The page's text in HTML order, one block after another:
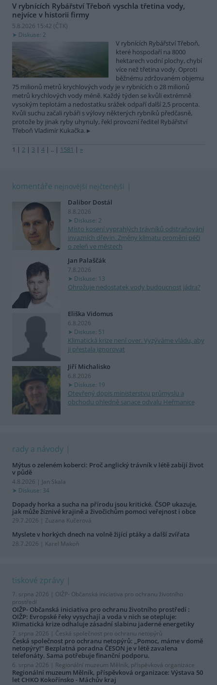
V rybnících Rybářství Třeboň vyschla třetina vody,
nejvíce v historii firmy
5.8.2026 15:42 (ČTK)
Diskuse: 2
V rybnících Rybářství Třeboň,
které hospodaří na 8000
hektarech vodní plochy, chybí
více než třetina vody. Oproti
běžnému zdržovaném objemu
75 milionů metrů krychlových vody je v rybnících o 28 milionů
metrů krychlových vody méně. Každý týden se kvůli extrémně
vysokým teplotám a nedostatku srážek odpaří další 2,5 procenta.
Kvůli suchu začali rybáři s výlovy některých rybníků předčasně,
protože by jinak ryby uhynuly, řekl provozní ředitel Rybářství
Třeboň Vladimír Kukačka.
1 | 2 | 3 | 4 | .. | 1581 | »
komentáře nejnovější nejčtenější
Dalibor Dostál
8.8.2026
Diskuse: 2
Místo kosení vyprahlých trávníků odstraňování
invazních dřevin. Změny klimatu promění péči
o zeleň ve městech
Jan Palaščák
7.8.2026
Diskuse: 13
Ohrožuje nedostatek vody budoucnost jádra?
Eliška Vidomus
6.8.2026
Diskuse: 51
Klimatická krize není over. Vyzýváme vládu, aby
ji přestala ignorovat
Jiří Michalisko
6.8.2026
Diskuse: 19
Otevřený dopis ministerstvu průmyslu a
obchodu ohledně sanace odvalu Heřmanice
rady a návody
Mýtus o zeleném koberci: Proč anglický trávník v létě zabíjí život
v půdě
4.8.2026 | Jan Skala
Diskuse: 34
Dopady horka a sucha na přírodu jsou kritické. ČSOP ukazuje,
jak může žíznivé krajině a živočichům pomoci veřejnost i obce
29.7.2026 | Zuzana Kučerová
Myslete v horkých dnech na volně žijící ptáky a další zvířata
28.7.2026 | Karel Makoň
tiskové zprávy
7. srpna 2026 | OIŽP- Občanská iniciativa pro ochranu životního
prostředí
OIŽP- Občanská iniciativa pro ochranu životního prostředí :
OIŽP: Evropské řeky vysychají a voda v nich se otepluje:
Klimatická krize odhaluje zásadní slabinu jaderné energetiky
7. srpna 2026 | Česká společnost pro ochranu netopýrů
Česká společnost pro ochranu netopýrů: „Pomoc, máme v domě
netopýry!“ Bezplatná poradna ČESON je v létě zavalena
telefonáty. Sama potřebuje finanční podporu.
6. srpna 2026 | Regionální muzeum Mělník, příspěvková organizace
Regionální muzeum Mělník, příspěvková organizace: Výstava 50
let CHKO Kokořínsko - Máchův kraj